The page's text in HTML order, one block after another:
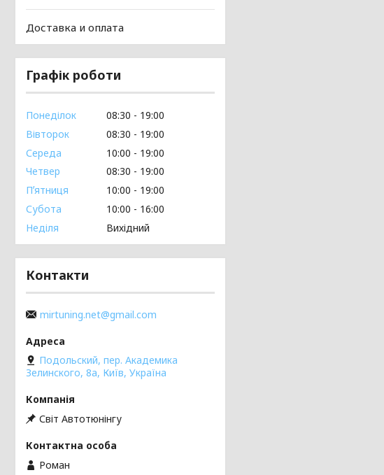
Доставка и оплата
Графік роботи
Понеділок 08:30
19:00
Вівторок
08:30
19:00
Середа
10:00
19:00
Четвер
08:30
19:00
Пʼятниця
10:00
19:00
Субота
10:00
16:00
Неділя
Вихідний
Контакти
mirtuning.net@gmail.com
Подольский, пер. Академика
Зелинского, 8а, Київ, Україна
Світ Автотюнінгу
Роман